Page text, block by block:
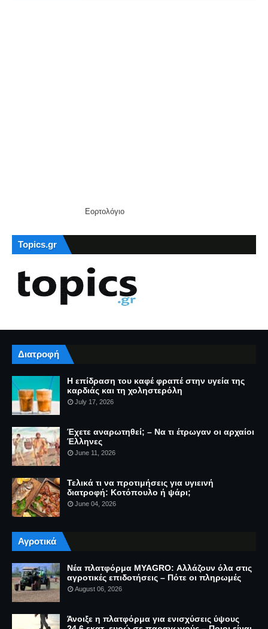
Εορτολόγιο
Topics.gr
Διατροφή
Η επίδραση του καφέ φραπέ στην υγεία της
καρδιάς και τη χοληστερόλη
July 17, 2026
Έχετε αναρωτηθεί; – Να τι έτρωγαν οι αρχαίοι
Έλληνες
June 11, 2026
Τελικά τι να προτιμήσεις για υγιεινή
διατροφή: Κοτόπουλο ή ψάρι;
June 04, 2026
Αγροτικά
Νέα πλατφόρμα MYAGRO: Αλλάζουν όλα στις
αγροτικές επιδοτήσεις – Πότε οι πληρωμές
August 06, 2026
Άνοιξε η πλατφόρμα για ενισχύσεις ύψους